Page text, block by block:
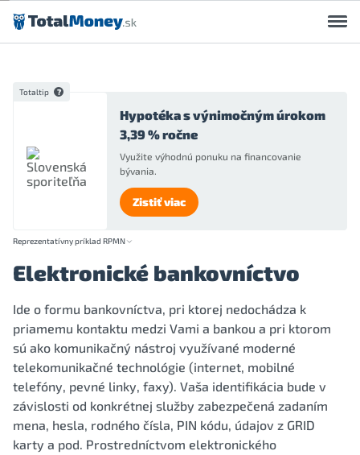
Preskočiť na obsah
Totaltip
Hypotéka s výnimočným úrokom
3,39 % ročne
Využite výhodnú ponuku na financovanie
bývania.
Zistiť viac
Reprezentatívny príklad RPMN
Elektronické bankovníctvo
Ide o formu bankovníctva, pri ktorej nedochádza k
priamemu kontaktu medzi Vami a bankou a pri ktorom
sú ako komunikačný nástroj využívané moderné
telekomunikačné technológie (internet, mobilné
telefóny, pevné linky, faxy). Vaša identifikácia bude v
závislosti od konkrétnej služby zabezpečená zadaním
mena, hesla, rodného čísla, PIN kódu, údajov z GRID
karty a pod. Prostredníctvom elektronického